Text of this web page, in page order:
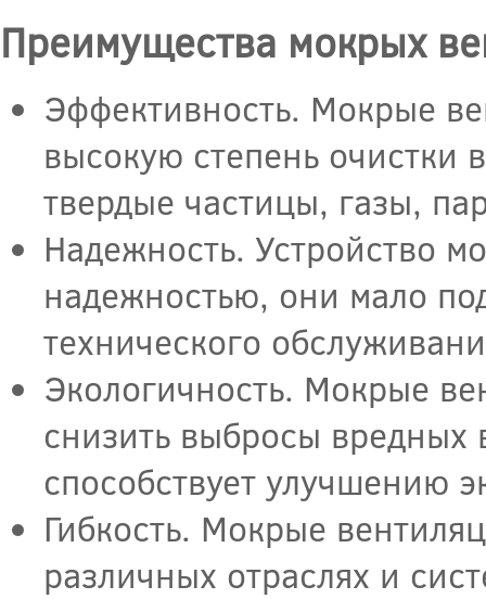
Преимущества мокрых
Эффективность. Мокрые
высокую степень очистки
твердые частицы, газы,
Надежность. Устройство
надежностью, они мало
технического
Экологичность. Мокрые
снизить выбросы
способствует улучшению
Гибкость. Мокрые
различных отраслях и